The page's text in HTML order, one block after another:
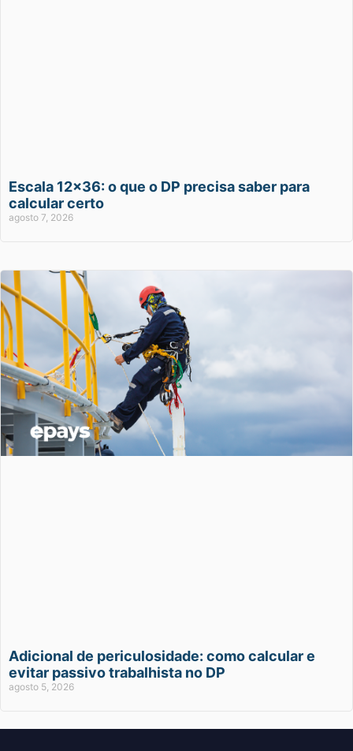
Escala 12×36: o que o DP precisa saber para
calcular certo
agosto 7, 2026
Adicional de periculosidade: como calcular e
evitar passivo trabalhista no DP
agosto 5, 2026